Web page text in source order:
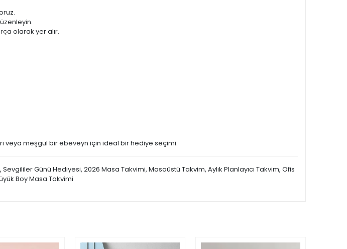
olarak yer alır.
veya meşgul bir ebeveyn için ideal bir hediye seçimi.
Günü Hediyesi, 2026 Masa Takvimi, Masaüstü Takvim, Aylık Planlayıcı Takvim, Ofis
Boy Masa Takvimi